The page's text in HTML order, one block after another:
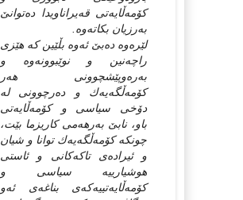
كۆمه‌ڵایه‌تی قه‌یراناویدا ده‌توانێ‌
به‌رزیان بكاته‌وه‌.
لێره‌وه‌ ده‌بێ‌ ئه‌وه‌ بڵێین كه‌ هێزی
راچه‌نین و نوێبوونه‌وه‌ و
به‌ره‌وپێشچوونی هه‌ر
كۆمه‌ڵگه‌یه‌ك و ده‌رچوونی له‌
دۆخی سیاسی و كۆمه‌ڵایه‌تی
باو، نابێ‌ به‌رهه‌می كاریزما بێت،
چونكه‌ كۆمه‌ڵگه‌یه‌ك توانا و شیان
و ئیراده‌ی تاكه‌كانی و ئاستی
هوشیارییه‌ سیاسی و
كۆمه‌ڵایه‌تییه‌كه‌ی بناغه‌ی ئه‌و